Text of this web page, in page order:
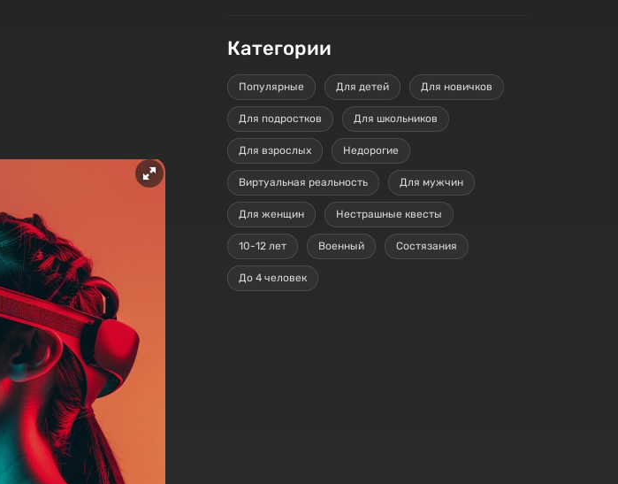
Категории
Популярные Для детей Для новичков
Для подростков Для школьников
Для взрослых Недорогие
Виртуальная реальность Для мужчин
Для женщин Нестрашные квесты
10-12 лет Военный Состязания
До 4 человек